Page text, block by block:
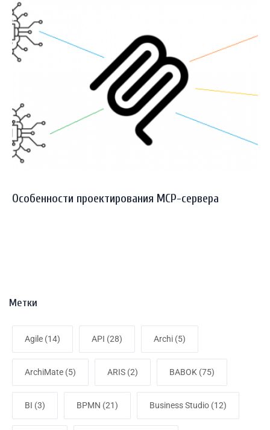
Особенности проектирования MCP-сервера
Метки
Agile (14) API (28) Archi (5)
ArchiMate (5) ARIS (2) BABOK (75)
BI (3) BPMN (21) Business Studio (12)